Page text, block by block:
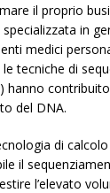
il proprio
in
medici
tecniche di
hanno
del DNA.
di
il
l’elevato